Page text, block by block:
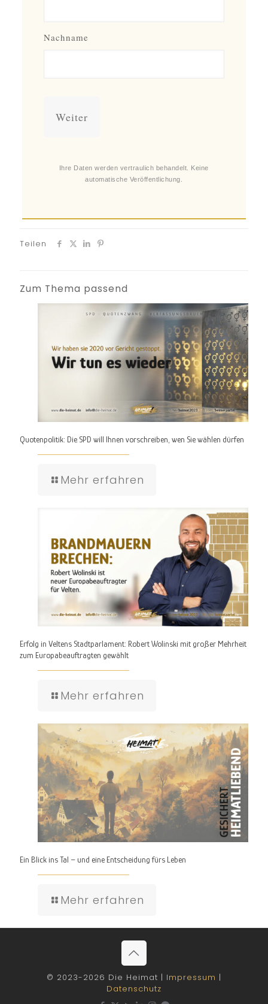
Nachname
Ihre Daten werden vertraulich behandelt. Keine
automatische Veröffentlichung.
Teilen
Zum Thema passend
Quotenpolitik: Die SPD will Ihnen vorschreiben, wen Sie wählen dürfen
Mehr erfahren
Erfolg in Veltens Stadtparlament: Robert Wolinski mit großer Mehrheit
zum Europabeauftragten gewählt
Mehr erfahren
Ein Blick ins Tal – und eine Entscheidung fürs Leben
Mehr erfahren
© 2023-2026 Die Heimat | Impressum |
Datenschutz